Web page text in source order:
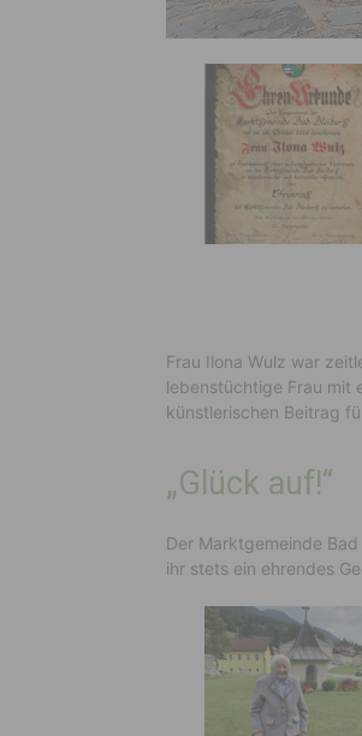
Frau Ilona Wulz war
lebenstüchtige Frau mit
künstlerischen Beitrag
„Glück auf!“
Der Marktgemeinde
ihr stets ein ehrendes